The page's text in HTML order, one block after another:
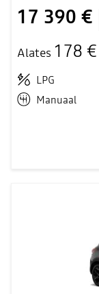
17 390 €
Alates 178 €
LPG
Manuaal